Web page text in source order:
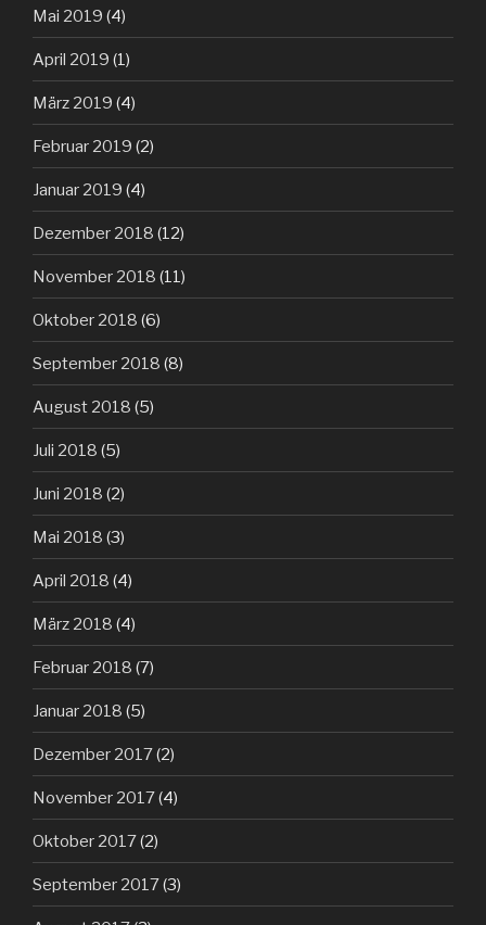
Mai 2019 (4)
April 2019 (1)
März 2019 (4)
Februar 2019 (2)
Januar 2019 (4)
Dezember 2018 (12)
November 2018 (11)
Oktober 2018 (6)
September 2018 (8)
August 2018 (5)
Juli 2018 (5)
Juni 2018 (2)
Mai 2018 (3)
April 2018 (4)
März 2018 (4)
Februar 2018 (7)
Januar 2018 (5)
Dezember 2017(2)
November 2017(4)
Oktober 2017(2)
September 2017(3)